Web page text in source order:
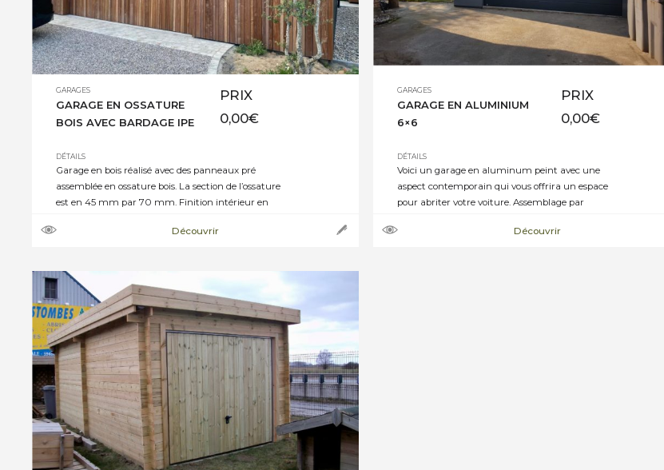
GARAGES
GARAGE EN OSSATURE
BOIS AVEC BARDAGE IPE
PRIX
0,00€
DÉTAILS
Garage en bois réalisé avec des panneaux pré
assemblée en ossature bois. La section de l’ossature
est en 45 mm par 70 mm. Finition intérieur en
parapluie noir. Bardage extérieur en IPE de 18 mm
Découvrir
GARAGES
GARAGE EN ALUMINIUM
6×6
PRIX
0,00€
DÉTAILS
Voici un garage en aluminum peint avec une
aspect contemporain qui vous offrira un espace
pour abriter votre voiture. Assemblage par
45x70mm, pré-assemblé avec ossature en Pin
Découvrir